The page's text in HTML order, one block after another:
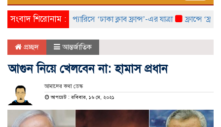
সংবাদ শিরোনাম :প্যারিসে ‘ঢাকা ক্লাব ফ্রান্স’-এর যাত্রা ফ্রান্সে ‘ফ্রাঙ্কো
প্রচ্ছদ আন্তর্জাতিক
আগুন নিয়ে খেলবেন না: হামাস প্রধান
আমাদের কথা ডেস্ক
আপডেট : রবিবার, ১৬ মে, ২০২১